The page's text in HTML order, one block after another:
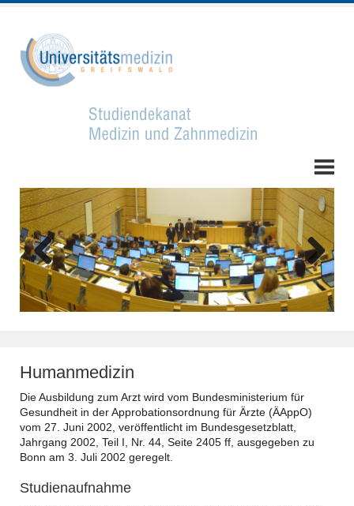
Zurück Weiter
Humanmedizin
Die Ausbildung zum Arzt wird vom Bundesministerium für
Gesundheit in der Approbationsordnung für Ärzte (ÄAppO)
vom 27. Juni 2002, veröffentlicht im Bundesgesetzblatt,
Jahrgang 2002, Teil I, Nr. 44, Seite 2405 ff, ausgegeben zu
Bonn am 3. Juli 2002 geregelt.
Studienaufnahme